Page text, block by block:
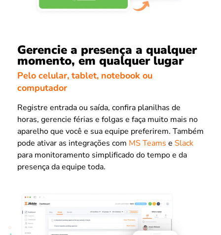
Gerencie a presença a qualquer
momento, em qualquer lugar
Pelo celular, tablet, notebook ou
computador
Registre entrada ou saída, confira planilhas de
horas, gerencie férias e folgas e faça muito mais no
aparelho que você e sua equipe preferirem. Também
pode ativar as integrações com MS Teams e Slack
para monitoramento simplificado do tempo e da
presença da equipe toda.